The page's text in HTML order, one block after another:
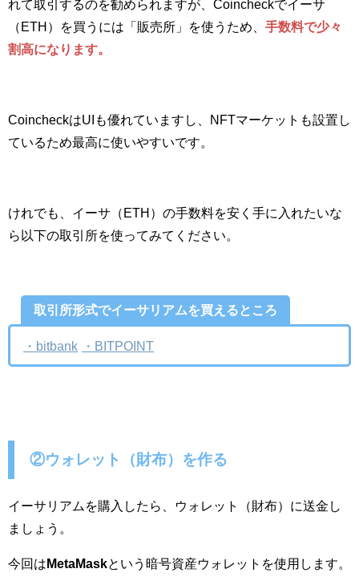
れて取引するのを勧められますが、Coincheckでイーサ
（ETH）を買うには「販売所」を使うため、 手数料で少々
割高になります。
CoincheckはUIも優れていますし、NFTマーケットも設置し
ているため最高に使いやすいです。
けれでも、イーサ（ETH）の手数料を安く手に入れたいな
ら以下の取引所を使ってみてください。
取引所形式でイーサリアムを買えるところ
・bitbank ・BITPOINT
②ウォレット（財布）を作る
イーサリアムを購入したら、ウォレット（財布）に送金し
ましょう。
今回は MetaMaskという暗号資産ウォレットを使用します。